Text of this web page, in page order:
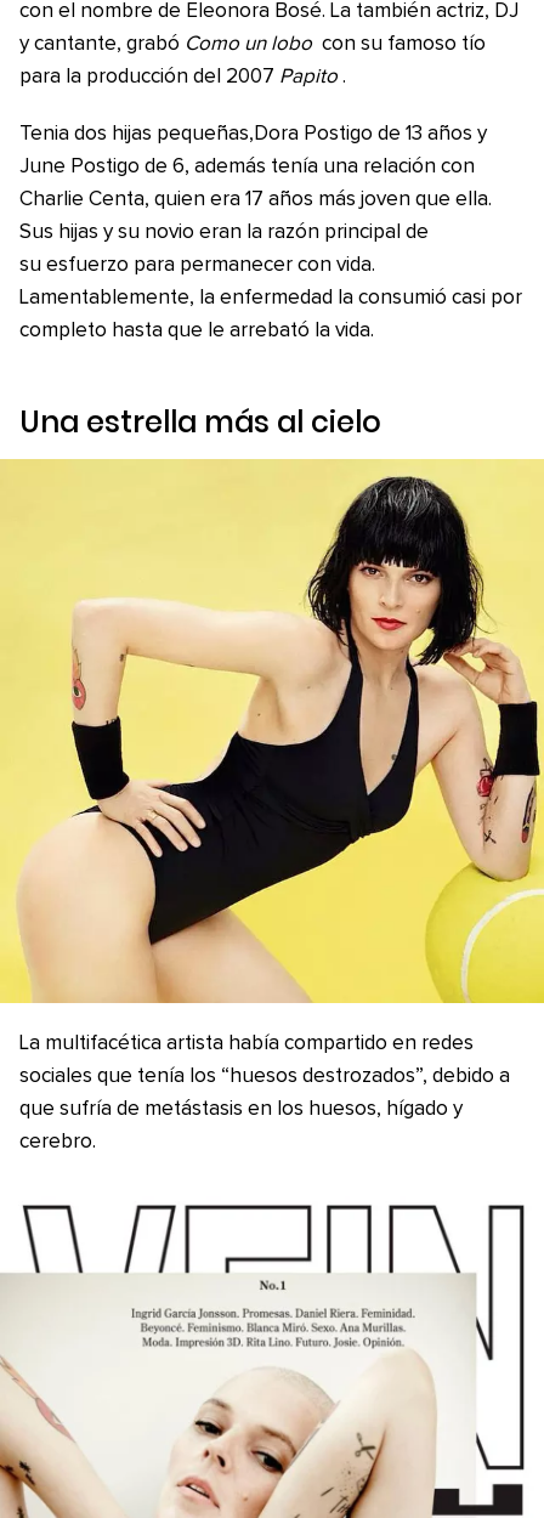
con el nombre de Eleonora Bosé. La también actriz, DJ
y cantante, grabó Como un lobo con su famoso tío
para la producción del 2007 Papito .
Tenia dos hijas pequeñas,Dora Postigo de 13 años y
June Postigo de 6, además tenía una relación con
Charlie Centa, quien era 17 años más joven que ella.
Sus hijas y su novio eran la razón principal de
su esfuerzo para permanecer con vida.
Lamentablemente, la enfermedad la consumió casi por
completo hasta que le arrebató la vida.
Una estrella más al cielo
La multifacética artista había compartido en redes
sociales que tenía los “huesos destrozados”, debido a
que sufría de metástasis en los huesos, hígado y
cerebro.